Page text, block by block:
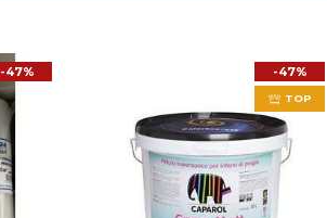
-47% -47%
TOP